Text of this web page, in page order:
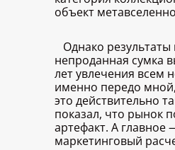
объект
Однако
непроданная сумка
лет увлечения всем
именно передо мной,
это действительно
показал, что рынок
артефакт. А
маркетинговый